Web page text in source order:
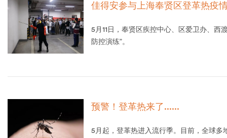
佳得安参与上海奉贤区登革热疫
5月11日，奉贤区疾控中心、区爱卫办、西
防控演练”。
预警！登革热来了......
5月起，登革热进入流行季。目前，全球